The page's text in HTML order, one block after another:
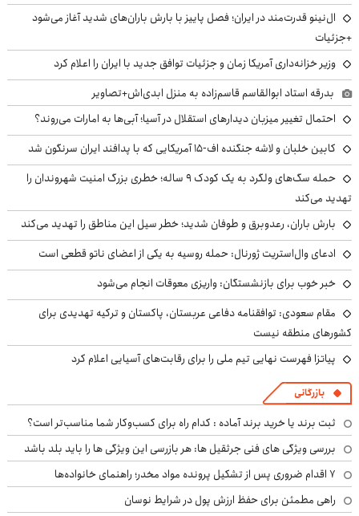
ال‌نینو قدرت‌مند در ایران؛ فصل پاییز با بارش باران‌های شدید آغاز می‌شود
+جزئیات
وزیر خزانه‌داری آمریکا زمان و جزئیات توافق جدید با ایران را اعلام کرد
بدرقه استاد ابوالقاسم قاسم‌زاده به منزل ابدی‌اش+تصاویر
احتمال تغییر میزبان دیدارهای استقلال در آسیا؛ آبی‌ها به امارات می‌روند؟
کابین خلبان و لاشه جنگنده اف-۱۵ آمریکایی که با پدافند ایران سرنگون شد
حمله سگ‌های ولگرد به یک کودک ۹ ساله؛ خطری بزرگ امنیت شهروندان را
تهدید می‌کند
بارش باران، رعدوبرق و طوفان شدید؛ خطر سیل این مناطق را تهدید می‌کند
ادعای وال‌استریت ژورنال: حمله روسیه به یکی از اعضای ناتو قطعی است
خبر خوب برای بازنشستگان: واریزی معوقات انجام می‌شود
مقام سعودی: توافقنامه دفاعی عربستان، پاکستان و ترکیه تهدیدی برای
کشورهای منطقه نیست
پیاتزا فهرست نهایی تیم ملی را برای رقابت‌های آسیایی اعلام کرد
بازرگانی
ثبت برند یا خرید برند آماده : کدام راه برای کسب‌وکار شما مناسب‌تر است؟
بررسی ویژگی های فنی جرثقیل ها: هر بازرسی این ویژگی ها را باید بلد باشد
۷ اقدام ضروری پس از تشکیل پرونده مواد مخدر؛ راهنمای خانواده‌ها
راهی مطمئن برای حفظ ارزش پول در شرایط نوسان